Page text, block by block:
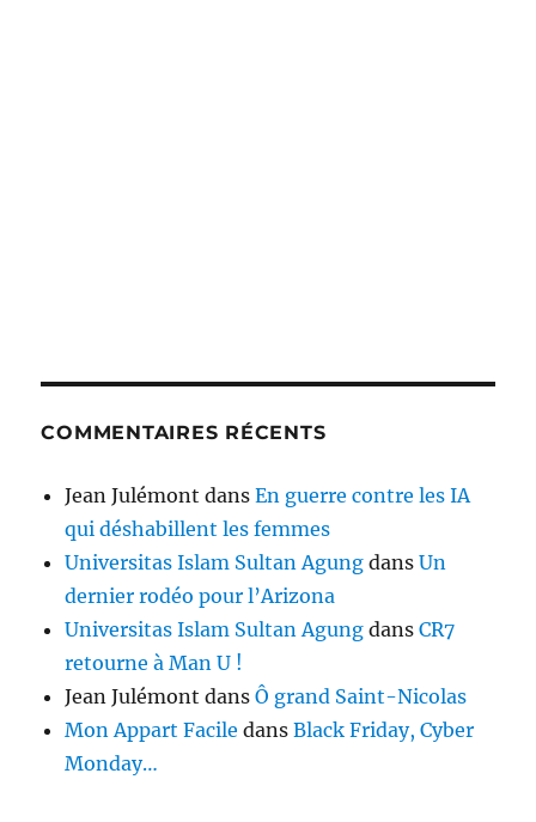
COMMENTAIRES RÉCENTS
Jean Julémont dansEn guerre contre les IA
qui déshabillent les femmes
Universitas Islam Sultan Agung dansUn
dernier rodéo pour l’Arizona
Universitas Islam Sultan Agung dansCR7
retourne à Man U !
Jean Julémont dansÔ grand Saint-Nicolas
Mon Appart Facile dansBlack Friday, Cyber
Monday…